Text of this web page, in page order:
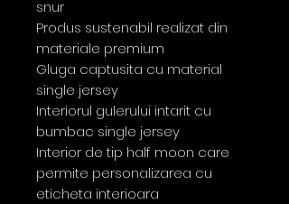
snur
Produs sustenabil realizat din
materiale premium
Gluga captusita cu material
single jersey
Interiorul gulerului intarit cu
bumbac single jersey
Interior de tip half moon care
permite personalizarea cu
eticheta interioara